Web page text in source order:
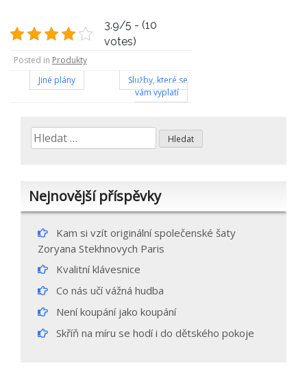
3.9/5 - (10
votes)
Posted in Produkty
Navigace
příspěvek
Jiné plány
Služby, které se
vám vyplatí
Vyhledávání
Nejnovější příspěvky
Kam si vzít originální společenské šaty
Zoryana Stekhnovych Paris
Kvalitní klávesnice
Co nás učí vážná hudba
Není koupání jako koupání
Skříň na míru se hodí i do dětského pokoje